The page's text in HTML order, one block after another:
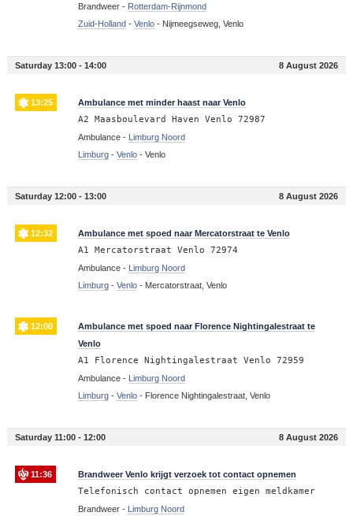
Brandweer - Rotterdam-Rijnmond
Zuid-Holland- Venlo- Nijmeegseweg, Venlo
Saturday 13:00 - 14:00 8 August 2026
13:25 Ambulance met minder haast naar Venlo
A2 Maasboulevard Haven Venlo 72987
Ambulance - Limburg Noord
Limburg- Venlo- Venlo
Saturday 12:00 - 13:00 8 August 2026
12:32 Ambulance met spoed naar Mercatorstraat te Venlo
A1 Mercatorstraat Venlo 72974
Ambulance - Limburg Noord
Limburg- Venlo- Mercatorstraat, Venlo
12:00
Ambulance met spoed naar Florence Nightingalestraat te
Venlo
A1 Florence Nightingalestraat Venlo 72959
Ambulance - Limburg Noord
Limburg- Venlo- Florence Nightingalestraat, Venlo
Saturday 11:00 - 12:00 8 August 2026
11:36 Brandweer Venlo krijgt verzoek tot contact opnemen
Telefonisch contact opnemen eigen meldkamer
Brandweer - Limburg Noord